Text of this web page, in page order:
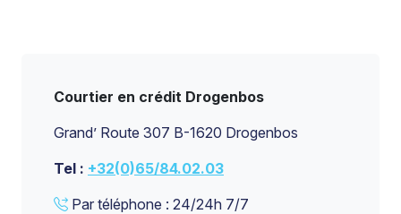
Courtier en crédit Drogenbos
Grand’ Route 307 B-1620 Drogenbos
Tel : +32(0)65/84.02.03
Par téléphone : 24/24h 7/7